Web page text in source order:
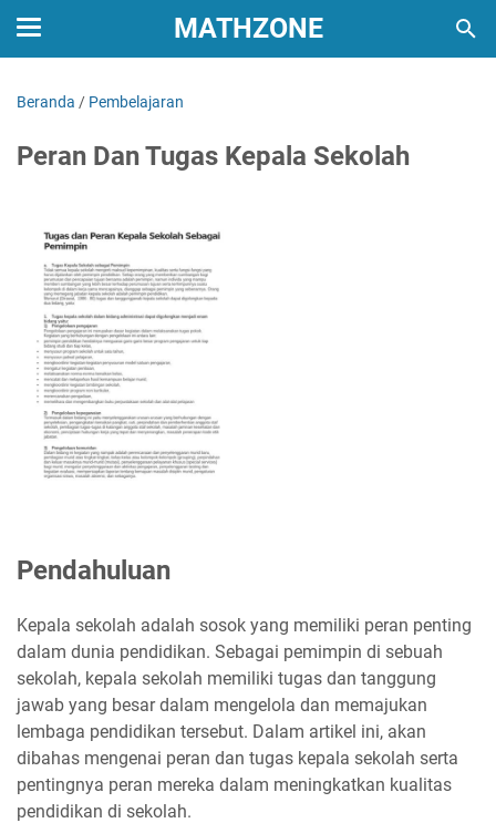
MATHZONE
Beranda / Pembelajaran
Peran Dan Tugas Kepala Sekolah
Pendahuluan
Kepala sekolah adalah sosok yang memiliki peran penting
dalam dunia pendidikan. Sebagai pemimpin di sebuah
sekolah, kepala sekolah memiliki tugas dan tanggung
jawab yang besar dalam mengelola dan memajukan
lembaga pendidikan tersebut. Dalam artikel ini, akan
dibahas mengenai peran dan tugas kepala sekolah serta
pentingnya peran mereka dalam meningkatkan kualitas
pendidikan di sekolah.